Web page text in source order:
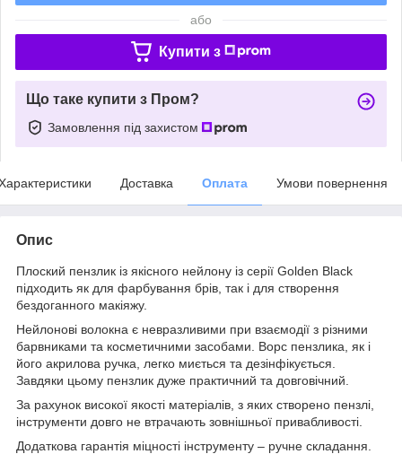
або
Купити з
Що таке купити з Пром?
Замовлення під захистом
Доставка Оплата Умови повернення
Опис
Плоский пензлик із якісного нейлону із серії Golden Black
підходить як для фарбування брів, так і для створення
бездоганного макіяжу.
Нейлонові волокна є невразливими при взаємодії з різними
барвниками та косметичними засобами. Ворс пензлика, як і
його акрилова ручка, легко миється та дезінфікується.
Завдяки цьому пензлик дуже практичний та довговічний.
За рахунок високої якості матеріалів, з яких створено пензлі,
інструменти довго не втрачають зовнішньої привабливості.
Додаткова гарантія міцності інструменту – ручне складання.